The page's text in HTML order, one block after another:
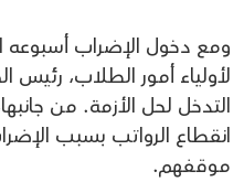
ومع دخول الإضراب أسبوعه
لأولياء أمور الطلاب، رئيس
التدخل لحل الأزمة. من
انقطاع الرواتب بسبب
موقفهم.